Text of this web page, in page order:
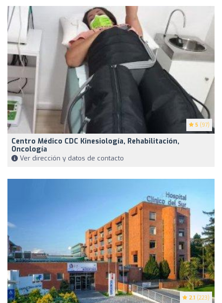
5 (97)
Centro Médico CDC Kinesiología, Rehabilitación,
Oncología
Ver dirección y datos de contacto
2.1 (223)